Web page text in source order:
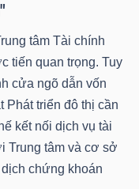
tâm Tài chính
tiến quan trọng. Tuy
cửa ngõ dẫn vốn
Phát triển đô thị cần
kết nối dịch vụ tài
Trung tâm và cơ sở
chứng khoán